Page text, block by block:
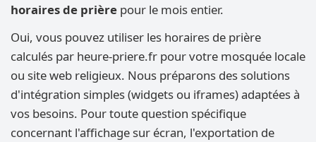
horaires de prière pour le mois entier.
Oui, vous pouvez utiliser les horaires de prière
calculés par heure-priere.fr pour votre mosquée locale
ou site web religieux. Nous préparons des solutions
d'intégration simples (widgets ou iframes) adaptées à
vos besoins. Pour toute question spécifique
concernant l'affichage sur écran, l'exportation de